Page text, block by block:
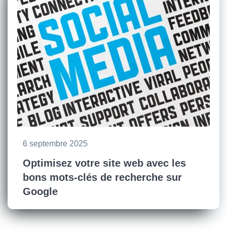
6 septembre 2025
Optimisez votre site web avec les
bons mots-clés de recherche sur
Google